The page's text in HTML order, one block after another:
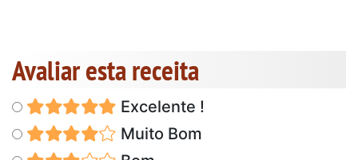
Avaliar esta receita
Excelente !
Muito Bom